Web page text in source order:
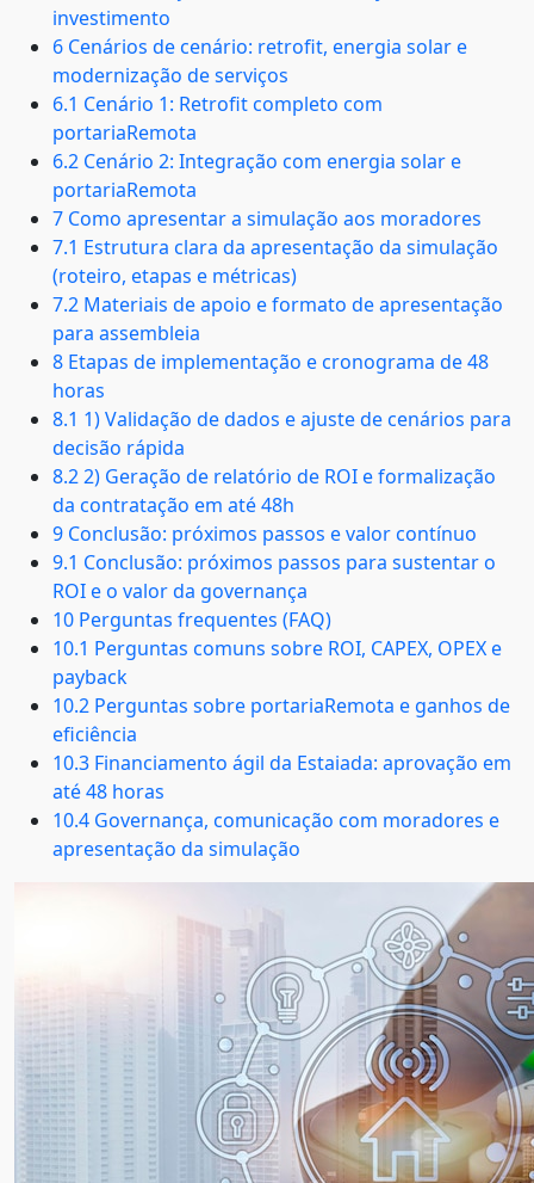
investimento
6 Cenários de cenário: retrofit, energia solar e
modernização de serviços
6.1 Cenário 1: Retrofit completo com
portariaRemota
6.2 Cenário 2: Integração com energia solar e
portariaRemota
7 Como apresentar a simulação aos moradores
7.1 Estrutura clara da apresentação da simulação
(roteiro, etapas e métricas)
7.2 Materiais de apoio e formato de apresentação
para assembleia
8 Etapas de implementação e cronograma de 48
horas
8.1 1) Validação de dados e ajuste de cenários para
decisão rápida
8.2 2) Geração de relatório de ROI e formalização
da contratação em até 48h
9 Conclusão: próximos passos e valor contínuo
9.1 Conclusão: próximos passos para sustentar o
ROI e o valor da governança
10 Perguntas frequentes (FAQ)
10.1 Perguntas comuns sobre ROI, CAPEX, OPEX e
payback
10.2 Perguntas sobre portariaRemota e ganhos de
eficiência
10.3 Financiamento ágil da Estaiada: aprovação em
até 48 horas
10.4 Governança, comunicação com moradores e
apresentação da simulação